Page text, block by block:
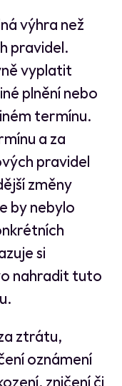
výhra než
pravidel.
vyplatit
plnění nebo
termínu.
a za
pravidel
změny
by nebylo
si
nahradit tuto
ztrátu,
oznámení